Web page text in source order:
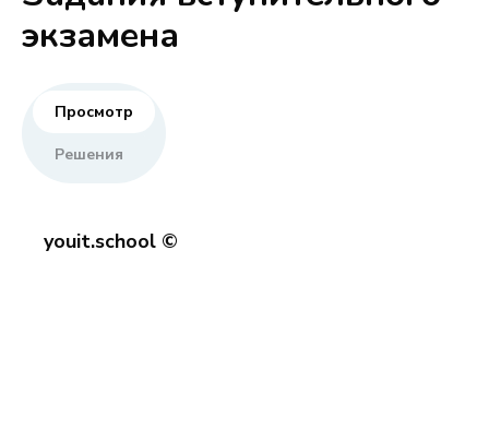
экзамена
Просмотр
Решения
youit.school ©